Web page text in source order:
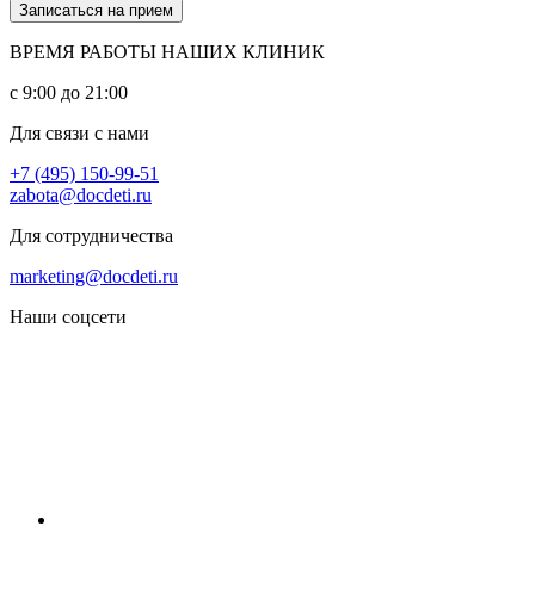
Записаться на прием
ВРЕМЯ РАБОТЫ НАШИХ КЛИНИК
с 9:00 до 21:00
Для связи с нами
+7 (495) 150-99-51
zabota@docdeti.ru
Для сотрудничества
marketing@docdeti.ru
Наши соцсети